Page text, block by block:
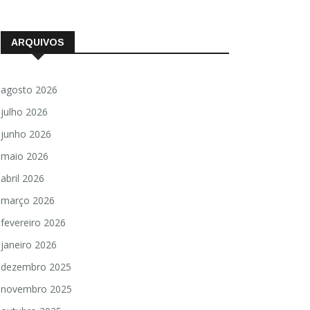
ARQUIVOS
agosto 2026
julho 2026
junho 2026
maio 2026
abril 2026
março 2026
fevereiro 2026
janeiro 2026
dezembro 2025
novembro 2025